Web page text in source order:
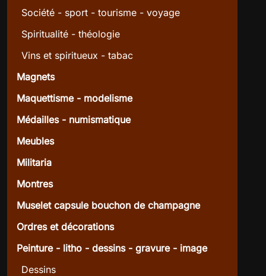
Société - sport - tourisme - voyage
Spiritualité - théologie
Vins et spiritueux - tabac
Magnets
Maquettisme - modelisme
Médailles - numismatique
Meubles
Militaria
Montres
Muselet capsule bouchon de champagne
Ordres et décorations
Peinture - litho - dessins - gravure - image
Dessins